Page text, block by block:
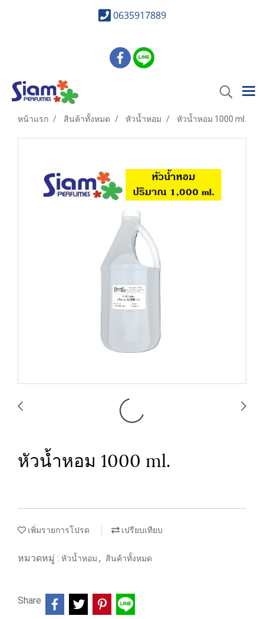
0635917889
หน้าแรก สินค้าทั้งหมด หัวน้ำหอม หัวน้ำหอม 1000 ml.
หัวน้ำหอม 1000 ml.
เพิ่มรายการโปรด เปรียบเทียบ
หมวดหมู่ : หัวน้ำหอม , สินค้าทั้งหมด
Share